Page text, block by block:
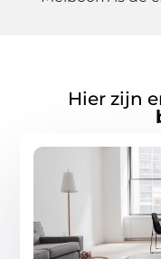
Hier zijn